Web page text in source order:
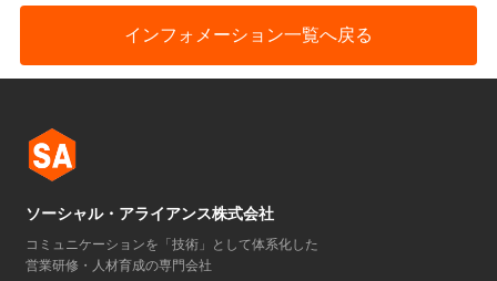
インフォメーション一覧へ戻る
ソーシャル・アライアンス株式会社
コミュニケーションを「技術」として体系化した
営業研修・人材育成の専門会社